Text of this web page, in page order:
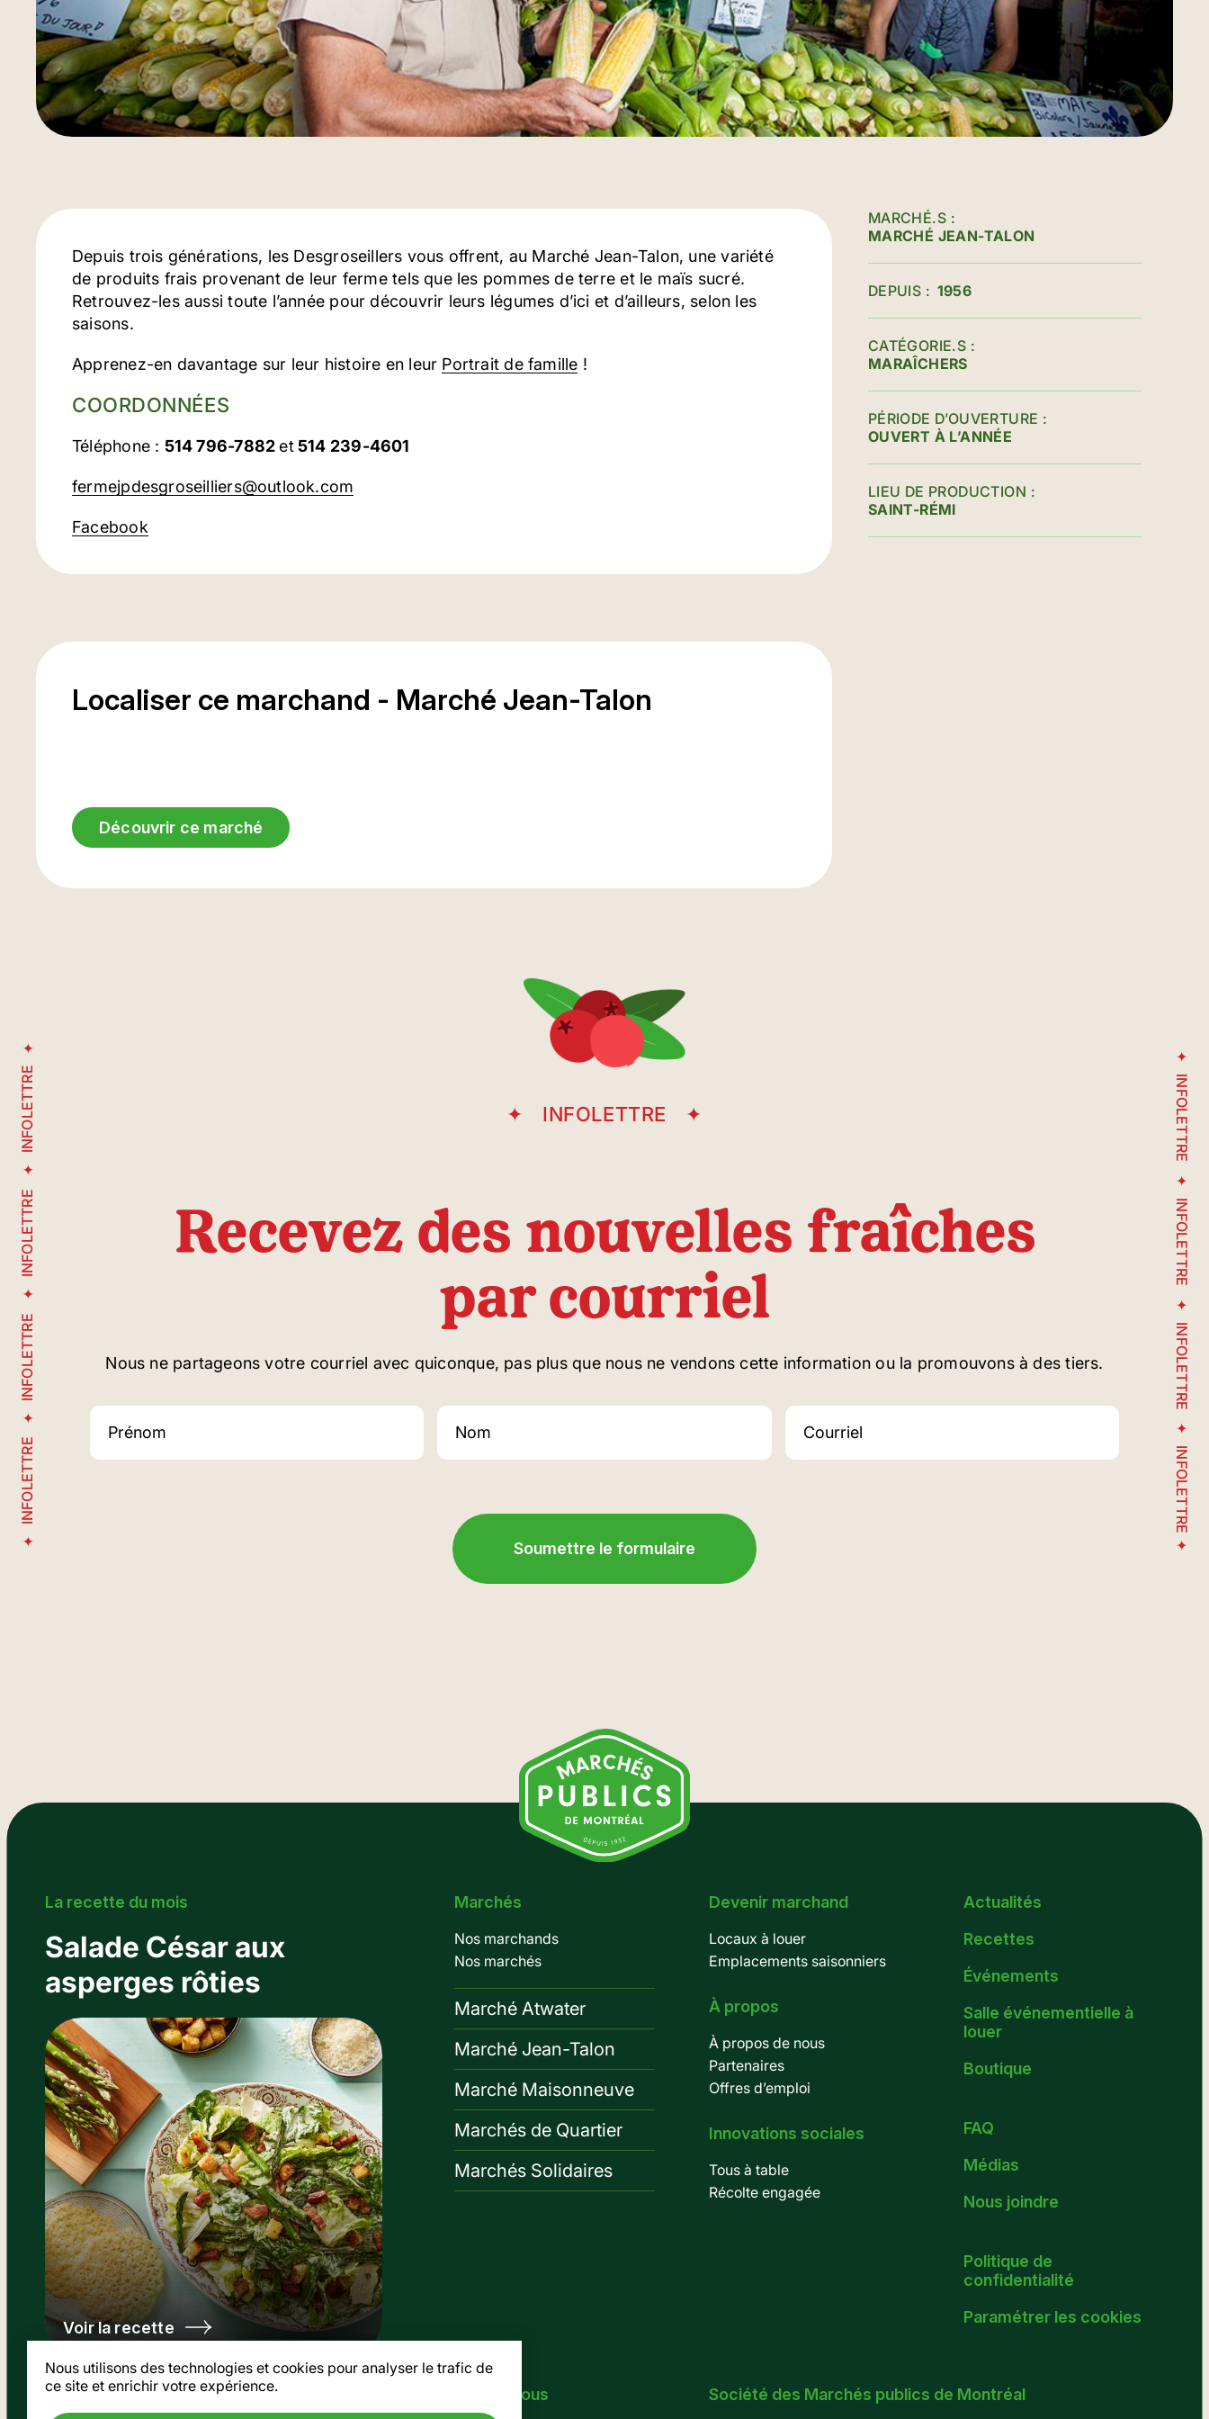
Depuis trois générations, les Desgroseillers vous offrent, au Marché Jean-Talon, une variété
de produits frais provenant de leur ferme tels que les pommes de terre et le maïs sucré.
Retrouvez-les aussi toute l’année pour découvrir leurs légumes d’ici et d’ailleurs, selon les
saisons.
Apprenez-en davantage sur leur histoire en leur Portrait de famille !
COORDONNÉES
Téléphone : 514 796-7882et514 239-4601
fermejpdesgroseilliers@outlook.com
Facebook
Localiser ce marchand - Marché Jean-Talon
Rue Place du Marché-du-Nord / Sud
stationnement
Découvrir ce marché
MARCHÉ.S
MARCHÉ JEAN-TALON
DEPUIS 1956
CATÉGORIE.S
MARAÎCHERS
PÉRIODE D’OUVERTURE
OUVERT À L’ANNÉE
LIEU DE PRODUCTION
SAINT-RÉMI
INFOLETTRE
Recevez des nouvelles fraîches
par courriel
Nous ne partageons votre courriel avec quiconque, pas plus que nous ne vendons cette information ou la promouvons à des tiers.
INFOLETTRE
INFOLETTRE
INFOLETTRE
INFOLETTRE
INFOLETTRE
INFOLETTRE
INFOLETTRE
INFOLETTRE
La recette du mois
Salade César aux
asperges rôties
Voir la recette
de
page
Marchés
Nos marchands
Nos marchés
Marché Atwater
Marché Jean-Talon
Marché Maisonneuve
Marchés de Quartier
Marchés Solidaires
Devenir marchand
Locaux à louer
Emplacements saisonniers
À propos
À propos de nous
Partenaires
Offres d’emploi
Innovations sociales
Tous à table
Récolte engagée
Actualités
Recettes
Événements
Salle événementielle à
louer
Boutique
FAQ
Médias
Nous joindre
Politique de
confidentialité
Paramétrer les cookies
Suivez-nous Société des Marchés publics de Montréal
Nous utilisons des technologies et cookies pour analyser le trafic de
ce site et enrichir votre expérience.